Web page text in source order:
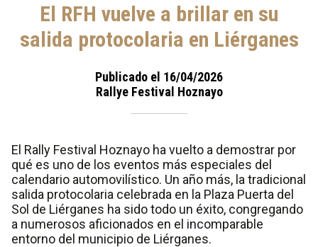
El RFH vuelve a brillar en su
salida protocolaria en Liérganes
Publicado el 16/04/2026
Rallye Festival Hoznayo
El Rally Festival Hoznayo ha vuelto a demostrar por
qué es uno de los eventos más especiales del
calendario automovilístico. Un año más, la tradicional
salida protocolaria celebrada en la Plaza Puerta del
Sol de Liérganes ha sido todo un éxito, congregando
a numerosos aficionados en el incomparable
entorno del municipio de Liérganes.